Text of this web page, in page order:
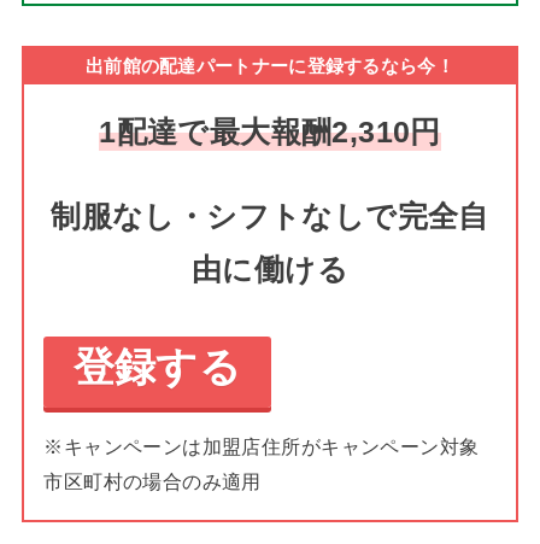
出前館の配達パートナーに登録するなら今！
1配達で最大報酬2,310円
制服なし・シフトなしで完全自
由に働ける
登録する
※キャンペーンは加盟店住所がキャンペーン対象
市区町村の場合のみ適用